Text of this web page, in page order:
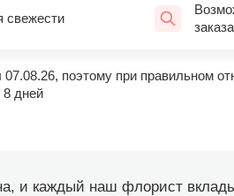
свежести
заказа
поэтому при правильном
8 дней
и каждый наш флорист